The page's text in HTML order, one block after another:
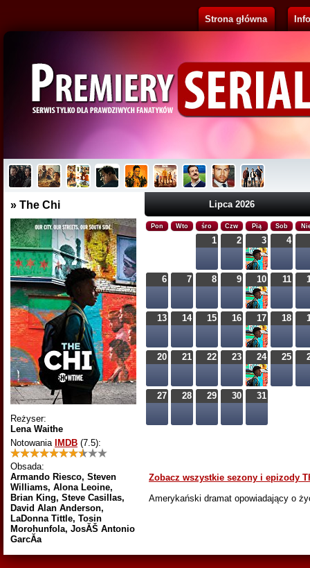
Strona główna
Pluribus
Brak opisu...
» The Chi
Reżyser:
Lena Waithe
Notowania IMDB (7.5):
Obsada:
Armando Riesco, Steven
Williams, Alona Leoine,
Brian King, Steve Casillas,
David Alan Anderson,
LaDonna Tittle, Tosin
Morohunfola, JosĂŠ Antonio
GarcĂ­a
Lipca 2026
Pon Wto śro Czw Pią Sob
1 2 3 4
6 7 8 9 10 11
13 14 15 16 17 18
20 21 22 23 24 25
27 28 29 30 31
Zobacz wszystkie sezony i epizody
Amerykański dramat opowiadający o